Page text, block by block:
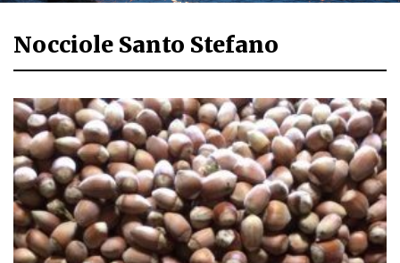
Nocciole Santo Stefano